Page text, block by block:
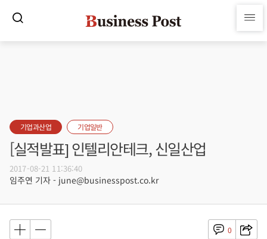
기업과산업 기업일반
[실적발표] 인텔리안테크, 신일산업
2017-08-21 11:36:40
임주연 기자 - june@businesspost.co.kr
0